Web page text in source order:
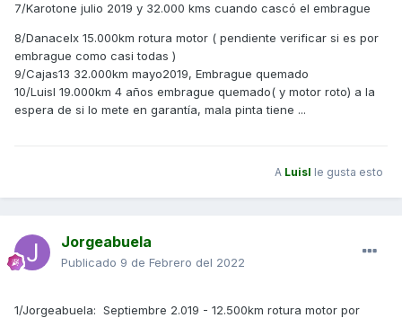
7/Karotone julio 2019 y 32.000 kms cuando cascó el embrague
8/Danacelx 15.000km rotura motor ( pendiente verificar si es por
embrague como casi todas )
9/Cajas13 32.000km mayo2019, Embrague quemado
10/Luisl 19.000km 4 años embrague quemado( y motor roto) a la
espera de si lo mete en garantía, mala pinta tiene ...
A Luisl le gusta esto
Jorgeabuela
Publicado 9 de Febrero del 2022
1/Jorgeabuela: Septiembre 2.019 - 12.500km rotura motor por